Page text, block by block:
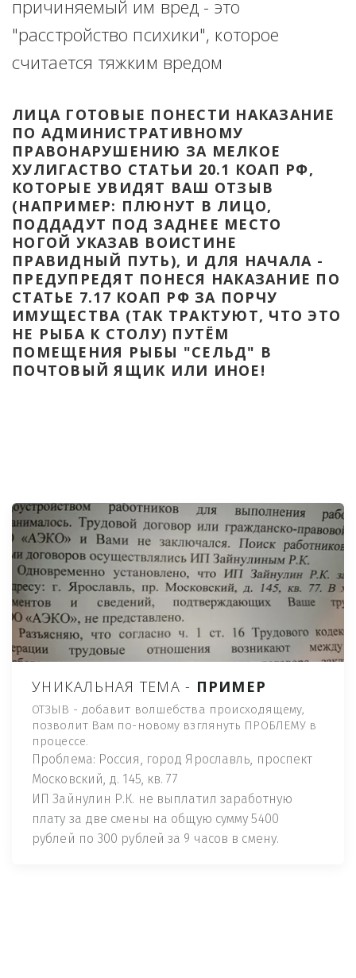
причиняемый им вред - это
"расстройство психики", которое
считается тяжким вредом
ЛИЦА ГОТОВЫЕ ПОНЕСТИ НАКАЗАНИЕ
ПО АДМИНИСТРАТИВНОМУ
ПРАВОНАРУШЕНИЮ ЗА МЕЛКОЕ
ХУЛИГАСТВО СТАТЬИ 20.1 КОАП РФ,
КОТОРЫЕ УВИДЯТ ВАШ ОТЗЫВ
(НАПРИМЕР: ПЛЮНУТ В ЛИЦО,
ПОДДАДУТ ПОД ЗАДНЕЕ МЕСТО
НОГОЙ УКАЗАВ ВОИСТИНЕ
ПРАВИДНЫЙ ПУТЬ), И ДЛЯ НАЧАЛА -
ПРЕДУПРЕДЯТ ПОНЕСЯ НАКАЗАНИЕ ПО
СТАТЬЕ 7.17 КОАП РФ ЗА ПОРЧУ
ИМУЩЕСТВА (ТАК ТРАКТУЮТ, ЧТО ЭТО
НЕ РЫБА К СТОЛУ) ПУТЁМ
ПОМЕЩЕНИЯ РЫБЫ "СЕЛЬД" В
ПОЧТОВЫЙ ЯЩИК ИЛИ ИНОЕ!
УНИКАЛЬНАЯ ТЕМА - ПРИМЕР
ОТЗЫВ - добавит волшебства происходящему,
позволит Вам по-новому взглянуть ПРОБЛЕМУ в
процессе.
Проблема: Россия, город Ярославль, проспект
Московский, д. 145, кв. 77
ИП Зайнулин Р.К. не выплатил заработную
плату за две смены на общую сумму 5400
рублей по 300 рублей за 9 часов в смену.